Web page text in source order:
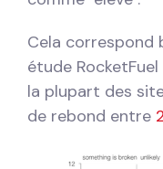
Cela correspond
étude
la plupart des
de rebond entre